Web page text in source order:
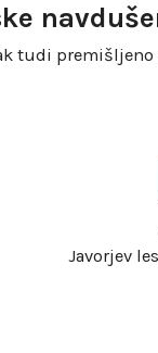
tudi
Javorjev